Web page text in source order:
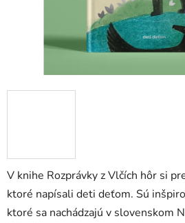
V knihe Rozprávky z Vlčích hôr si
ktoré napísali deti deťom. Sú
ktoré sa nachádzajú v slovenskom